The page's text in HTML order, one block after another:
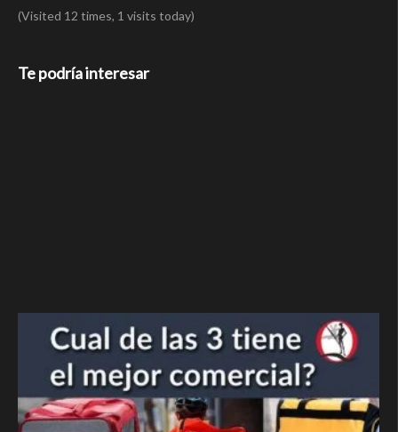
(Visited 12 times, 1 visits today)
Te podría interesar